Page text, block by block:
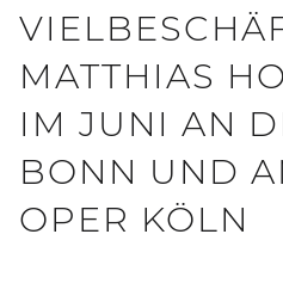
MATTHIAS
IM JUNI AN
BONN UND
OPER KÖLN